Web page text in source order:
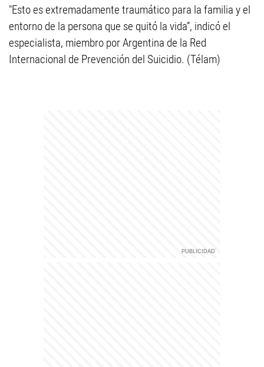
"Esto es extremadamente traumático para la familia y el
entorno de la persona que se quitó la vida”, indicó el
especialista, miembro por Argentina de la Red
Internacional de Prevención del Suicidio. (Télam)